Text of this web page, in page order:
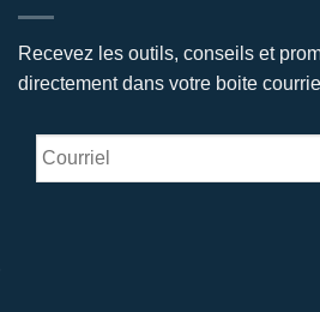
Recevez les outils, conseils et
directement dans votre boite
Courriel *